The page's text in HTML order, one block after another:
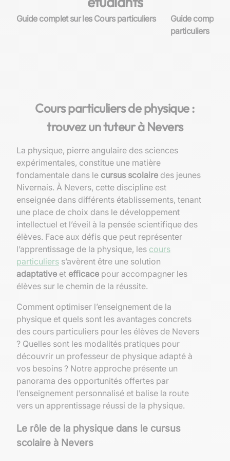
Guide complet sur les Cours particuliers
Guide complet
particuliers
Cours particuliers de physique :
trouvez un tuteur à Nevers
La physique, pierre angulaire des sciences
expérimentales, constitue une matière
fondamentale dans le cursus scolaire des jeunes
Nivernais. À Nevers, cette discipline est
enseignée dans différents établissements, tenant
une place de choix dans le développement
intellectuel et l’éveil à la pensée scientifique des
élèves. Face aux défis que peut représenter
l’apprentissage de la physique, les cours
particuliers s’avèrent être une solution
adaptative et efficace pour accompagner les
élèves sur le chemin de la réussite.
Comment optimiser l’enseignement de la
physique et quels sont les avantages concrets
des cours particuliers pour les élèves de Nevers
? Quelles sont les modalités pratiques pour
découvrir un professeur de physique adapté à
vos besoins ? Notre approche présente un
panorama des opportunités offertes par
l’enseignement personnalisé et balise la route
vers un apprentissage réussi de la physique.
Le rôle de la physique dans le cursus
scolaire à Nevers